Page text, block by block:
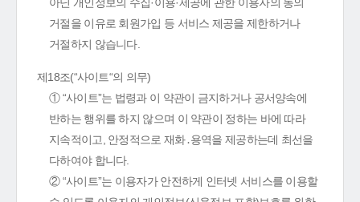
거절을 이유로 회원가입 등 서비스 제공을 제한하거나
거절하지 않습니다.
제18조(“사이트“의 의무)
① “사이트”는 법령과 이 약관이 금지하거나 공서양속에
반하는 행위를 하지 않으며 이 약관이 정하는 바에 따라
지속적이고, 안정적으로 재화․용역을 제공하는데 최선을
다하여야 합니다.
② “사이트”는 이용자가 안전하게 인터넷 서비스를 이용할